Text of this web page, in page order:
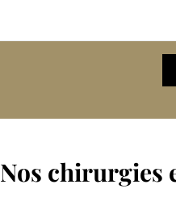
Nos chirurgies